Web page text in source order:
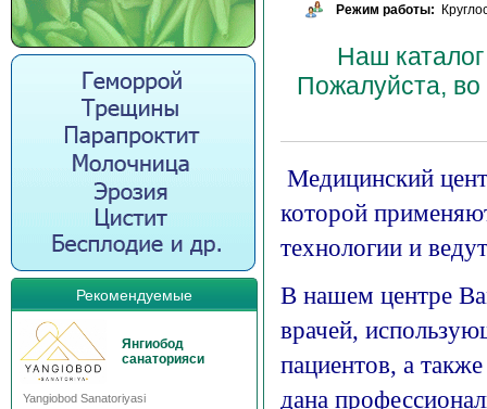
Рекомендуемые
Янгиобод
санаторияси
Yangiobod Sanatoriyasi
Режим работы:
Наш
Пожалуйста,
Медицинский
которой
технологии и
В нашем центре
врачей,
пациентов, а
дана